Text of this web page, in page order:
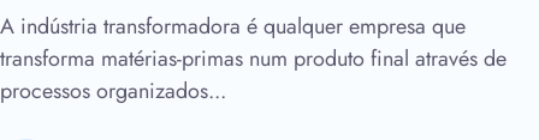
A indústria transformadora é qualquer empresa que
transforma matérias-primas num produto final através de
processos organizados...